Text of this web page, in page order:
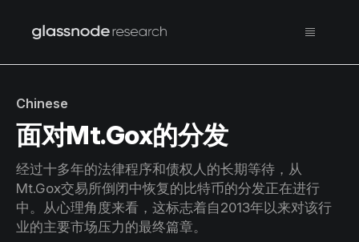
Chinese
面对Mt.Gox的分发
经过十多年的法律程序和债权人的长期等待，从
Mt.Gox交易所倒闭中恢复的比特币的分发正在进行
中。从心理角度来看，这标志着自2013年以来对该行
业的主要市场压力的最终篇章。